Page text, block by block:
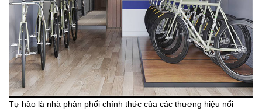
Tự hào là nhà phân phối chính thức của các thương hiệu nổi